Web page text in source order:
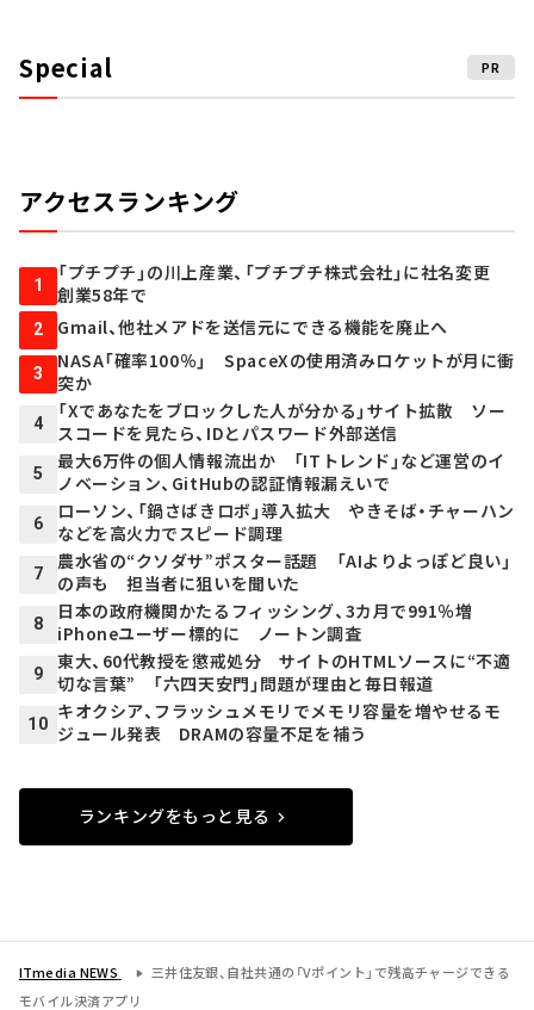
Special PR
アクセスランキング
1
「プチプチ」の川上産業、「プチプチ株式会社」に社名変更
創業58年で
2 Gmail、他社メアドを送信元にできる機能を廃止へ
3
NASA「確率100％」 SpaceXの使用済みロケットが月に衝
突か
4
「Xであなたをブロックした人が分かる」サイト拡散 ソー
スコードを見たら、IDとパスワード外部送信
5
最大6万件の個人情報流出か 「ITトレンド」など運営のイ
ノベーション、GitHubの認証情報漏えいで
6
ローソン、「鍋さばきロボ」導入拡大 やきそば・チャーハン
などを高火力でスピード調理
7
農水省の“クソダサ”ポスター話題 「AIよりよっぽど良い」
の声も 担当者に狙いを聞いた
8
日本の政府機関かたるフィッシング、3カ月で991％増
iPhoneユーザー標的に ノートン調査
9
東大、60代教授を懲戒処分 サイトのHTMLソースに“不適
切な言葉” 「六四天安門」問題が理由と毎日報道
10
キオクシア、フラッシュメモリでメモリ容量を増やせるモ
ジュール発表 DRAMの容量不足を補う
ランキングをもっと見る
ITmedia NEWS
三井住友銀、自社共通の「Vポイント」で残高チャージできる
モバイル決済アプリ